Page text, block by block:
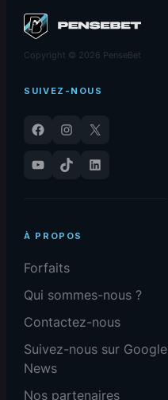
Copyright © 2026 PenseBet
SUIVEZ-NOUS
Facebook Instagram
X
YouTube
TikTok LinkedIn
À PROPOS
Forfaits
Qui sommes-nous ?
Contactez-nous
Suivez-nous sur Google
News
Nos partenaires